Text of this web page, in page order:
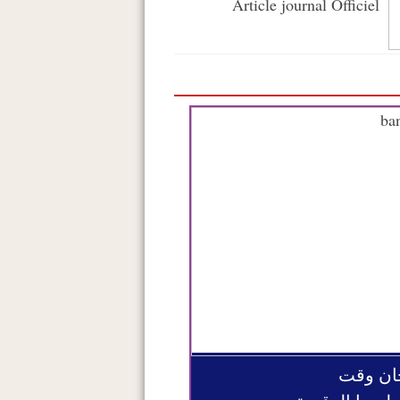
Article journal Officiel
وقت